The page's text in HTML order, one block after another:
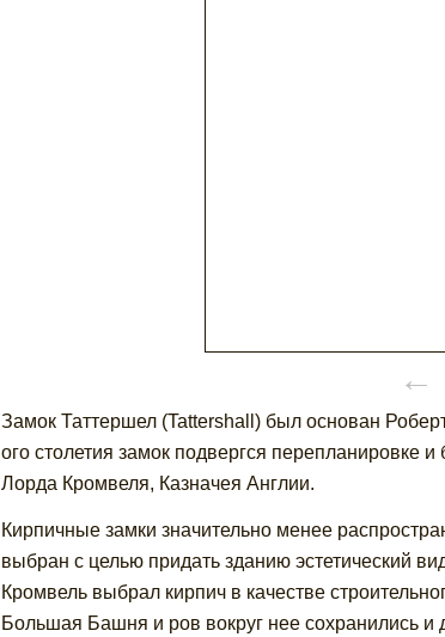
←
Замок Таттершел (Tattershall) был основан
ого столетия замок подвергся перепланировке
Лорда Кромвеля, Казначея Англии.
Кирпичные замки значительно менее
выбран с целью придать зданию эстетический
Кромвель выбрал кирпич в качестве
Большая Башня и ров вокруг нее сохранились и